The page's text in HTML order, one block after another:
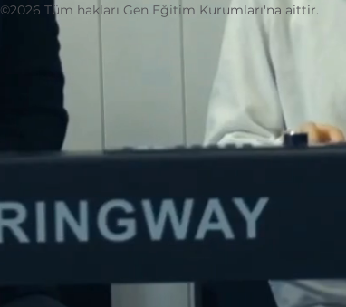
©2026 Tüm hakları Gen Eğitim Kurumları'na aittir.